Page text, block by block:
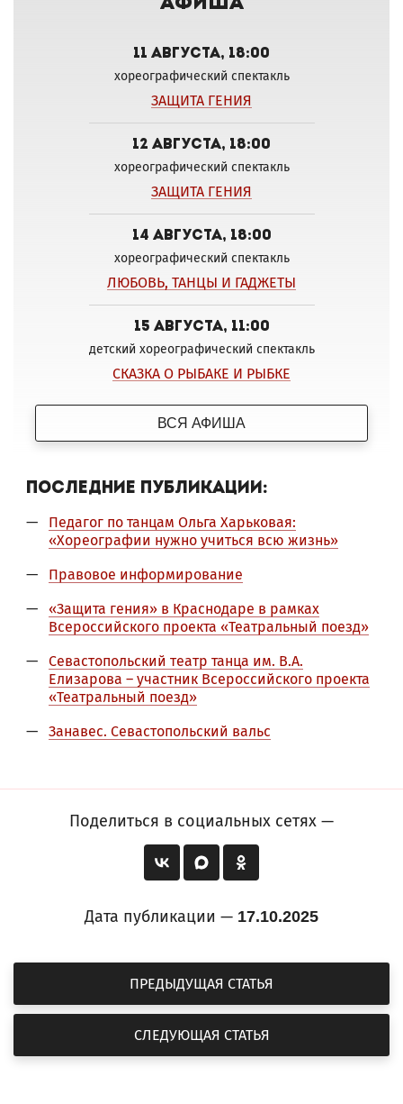
Дата публикации — 17.10.2025
ПРЕДЫДУЩАЯ СТАТЬЯ
СЛЕДУЮЩАЯ СТАТЬЯ
Поделиться в социальных сетях —
11 августа, 18:00
хореографический спектакль
ЗАЩИТА ГЕНИЯ
12 августа, 18:00
хореографический спектакль
ЗАЩИТА ГЕНИЯ
14 августа, 18:00
хореографический спектакль
ЛЮБОВЬ, ТАНЦЫ И ГАДЖЕТЫ
15 августа, 11:00
детский хореографический спектакль
СКАЗКА О РЫБАКЕ И РЫБКЕ
ВСЯ АФИША
Последние публикации:
Педагог по танцам Ольга Харьковая:
«Хореографии нужно учиться всю жизнь»
Правовое информирование
«Защита гения» в Краснодаре в рамках
Всероссийского проекта «Театральный поезд»
Севастопольский театр танца им. В.А.
Елизарова – участник Всероссийского проекта
«Театральный поезд»
Занавес. Севастопольский вальс